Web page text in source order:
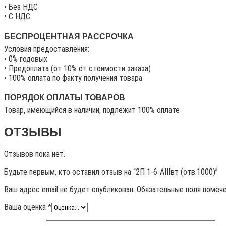
• Без НДС
• C НДС
БЕСПРОЦЕНТНАЯ РАССРОЧКА
Условия предоставления:
• 0% годовых
• Предоплата (от 10% от стоимости заказа)
• 100% оплата по факту получения товара
ПОРЯДОК ОПЛАТЫ ТОВАРОВ
Товар, имеющийся в наличии, подлежит 100% оплате
ОТЗЫВЫ
Отзывов пока нет.
Будьте первым, кто оставил отзыв на “2П 1-6-АIIIвт (отв.1000)”
Ваш адрес email не будет опубликован. Обязательные поля
Ваша оценка *